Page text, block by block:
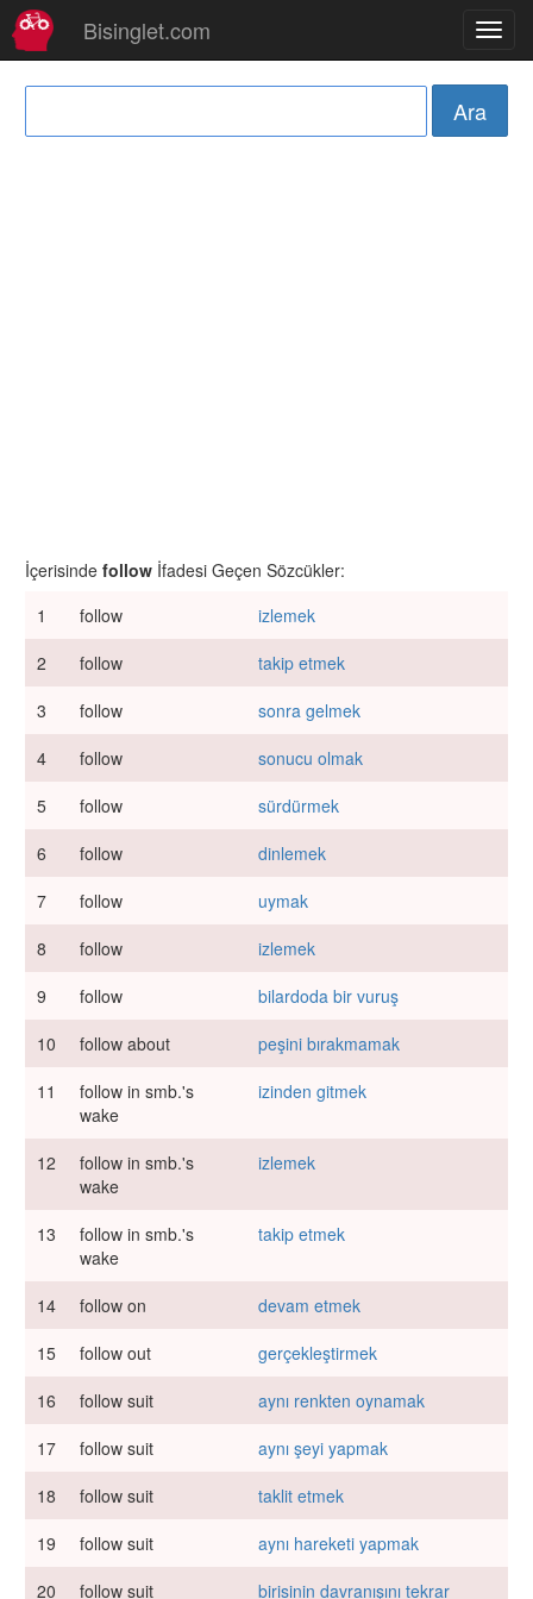
Bisinglet.com
İçerisinde follow İfadesi Geçen Sözcükler:
1
follow
izlemek
2
follow
takip etmek
3
follow
sonra gelmek
4
follow
sonucu olmak
5
follow
sürdürmek
6
follow
dinlemek
7
follow
uymak
8
follow
izlemek
9
follow
bilardoda bir vuruş
10
follow about
peşini bırakmamak
11
follow in smb.'s
wake
izinden gitmek
12
follow in smb.'s
wake
izlemek
13
follow in smb.'s
wake
takip etmek
14 follow on
devam etmek
15
follow out
gerçekleştirmek
16
follow suit
aynı renkten oynamak
17
follow suit
aynı şeyi yapmak
18
follow suit
taklit etmek
19
follow suit
aynı hareketi yapmak
20
follow suit birisinin davranışını tekrar